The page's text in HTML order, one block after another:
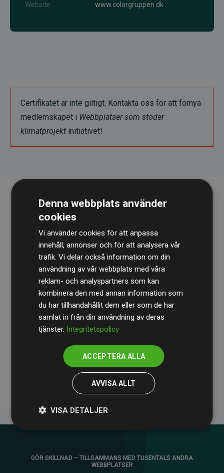
Website
www.colorgruppen.dk
Certifikatet är inte giltigt. Kontakta oss för att förnya
medlemskapet i Webbplatser som stöder
klimatprojekt initiativet!
RevisionsbyrånBDOgranskar kontinuerligt våra
beräkningar och vår metod för att säkerställa
transparens och tillförlitlighet.
Deras granskning visar att våra investeringar i
klimatprojekt i genomsnitt kompenserar för
de beräknade CO₂-utsläppenfrån
medlemswebbplatser – ett tydligt bevis på att vårt
arbetssätt ger mätbar klimatnytta.
GÖR SKILLNAD – TILLSAMMANS MED TUSENTALS ANDRA
WEBBPLATSER
Denna webbplats använder
cookies
Vi använder cookies för att anpassa
innehåll, annonser och för att analysera vår
trafik. Vi delar också information om din
användning av vår webbplats med våra
reklam- och analyspartners som kan
kombinera den med annan information som
du har tillhandahållit dem eller som de har
samlat in från din användning av deras
tjänster. Integritetspolicy
ACCEPTERA ALLA
AVVISA ALLT
VISA DETALJER